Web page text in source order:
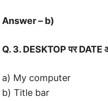
Answer – b)
Q. 3. DESKTOP पर DATE
a) My computer
b) Title bar